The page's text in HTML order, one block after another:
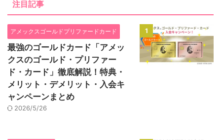
注目記事
1
アメックスゴールドプリファードカード
最強のゴールドカード「アメッ
クスのゴールド・プリファー
ド・カード」徹底解説！特典・
メリット・デメリット・入会キ
ャンペーンまとめ
2026/5/26